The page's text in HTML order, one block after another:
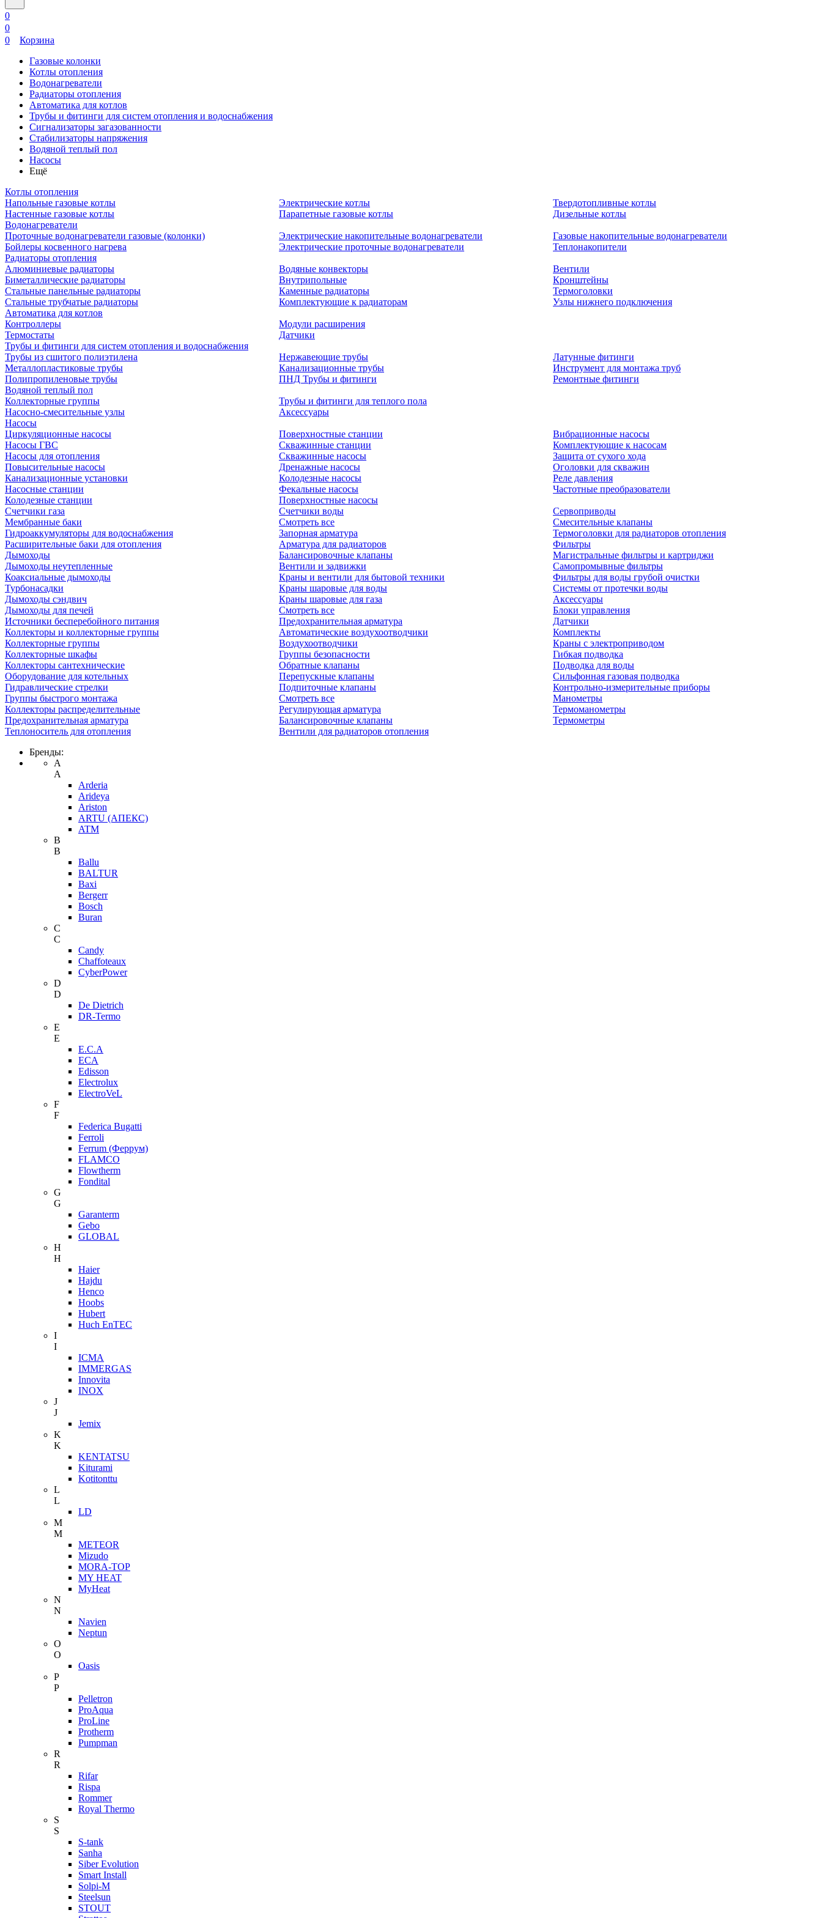
0
0
0
Корзина
Газовые колонки
Котлы отопления
Водонагреватели
Радиаторы отопления
Автоматика для котлов
Трубы и фитинги для систем отопления и водоснабжения
Сигнализаторы загазованности
Стабилизаторы напряжения
Водяной теплый пол
Насосы
Ещё
Котлы отопления
Напольные газовые котлы
Настенные газовые котлы
Электрические котлы
Парапетные газовые котлы
Твердотопливные котлы
Дизельные котлы
Водонагреватели
Проточные водонагреватели газовые (колонки)
Бойлеры косвенного нагрева
Электрические накопительные водонагреватели
Электрические проточные водонагреватели
Газовые накопительные водонагреватели
Теплонакопители
Радиаторы отопления
Алюминиевые радиаторы
Биметаллические радиаторы
Стальные панельные радиаторы
Стальные трубчатые радиаторы
Водяные конвекторы
Внутрипольные
Каменные радиаторы
Комплектующие к радиаторам
Вентили
Кронштейны
Термоголовки
Узлы нижнего подключения
Автоматика для котлов
Контроллеры
Термостаты
Модули расширения
Датчики
Трубы и фитинги для систем отопления и водоснабжения
Трубы из сшитого полиэтилена
Металлопластиковые трубы
Полипропиленовые трубы
Нержавеющие трубы
Канализационные трубы
ПНД Трубы и фитинги
Латунные фитинги
Инструмент для монтажа труб
Ремонтные фитинги
Водяной теплый пол
Коллекторные группы
Насосно-смесительные узлы
Трубы и фитинги для теплого пола
Аксессуары
Насосы
Циркуляционные насосы
Насосы ГВС
Насосы для отопления
Повысительные насосы
Канализационные установки
Насосные станции
Колодезные станции
Поверхностные станции
Скважинные станции
Скважинные насосы
Дренажные насосы
Колодезные насосы
Фекальные насосы
Поверхностные насосы
Вибрационные насосы
Комплектующие к насосам
Защита от сухого хода
Оголовки для скважин
Реле давления
Частотные преобразователи
Счетчики газа
Мембранные баки
Гидроаккумуляторы для водоснабжения
Расширительные баки для отопления
Дымоходы
Дымоходы неутепленные
Коаксиальные дымоходы
Турбонасадки
Дымоходы сэндвич
Дымоходы для печей
Источники бесперебойного питания
Коллекторы и коллекторные группы
Коллекторные группы
Коллекторные шкафы
Коллекторы сантехнические
Оборудование для котельных
Гидравлические стрелки
Группы быстрого монтажа
Коллекторы распределительные
Предохранительная арматура
Теплоноситель для отопления
Счетчики воды
Смотреть все
Запорная арматура
Арматура для радиаторов
Балансировочные клапаны
Вентили и задвижки
Краны и вентили для бытовой техники
Краны шаровые для воды
Краны шаровые для газа
Смотреть все
Предохранительная арматура
Автоматические воздухоотводчики
Воздухоотводчики
Группы безопасности
Обратные клапаны
Перепускные клапаны
Подпиточные клапаны
Смотреть все
Регулирующая арматура
Балансировочные клапаны
Вентили для радиаторов отопления
Сервоприводы
Смесительные клапаны
Термоголовки для радиаторов отопления
Фильтры
Магистральные фильтры и картриджи
Самопромывные фильтры
Фильтры для воды грубой очистки
Системы от протечки воды
Аксессуары
Блоки управления
Датчики
Комплекты
Краны с электроприводом
Гибкая подводка
Подводка для воды
Сильфонная газовая подводка
Контрольно-измерительные приборы
Манометры
Термоманометры
Термометры
Бренды:
A
A
Arderia
Arideya
Ariston
ARTU (АПЕКС)
ATM
B
B
Ballu
BALTUR
Baxi
Bergerr
Bosch
Buran
C
C
Candy
Chaffoteaux
CyberPower
D
D
De Dietrich
DR-Termo
E
E
E.C.A
ECA
Edisson
Electrolux
ElectroVeL
F
F
Federica Bugatti
Ferroli
Ferrum (Феррум)
FLAMCO
Flowtherm
Fondital
G
G
Garanterm
Gebo
GLOBAL
H
H
Haier
Hajdu
Henco
Hoobs
Hubert
Huch EnTEC
I
I
ICMA
IMMERGAS
Innovita
INOX
J
J
Jemix
K
K
KENTATSU
Kiturami
Kotitonttu
L
L
LD
M
M
METEOR
Mizudo
MORA-TOP
MY HEAT
MyHeat
N
N
Navien
Neptun
O
O
Oasis
P
P
Pelletron
ProAqua
ProLine
Protherm
Pumpman
R
R
Rifar
Rispa
Rommer
Royal Thermo
S
S
S-tank
Sanha
Siber Evolution
Smart Install
Solpi-M
Steelsun
STOUT